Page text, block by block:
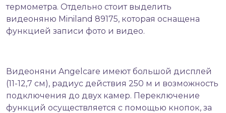
термометра. Отдельно стоит выделить
видеоняню Miniland 89175, которая оснащена
функцией записи фото и видео.
Видеоняни Angelcare имеют большой дисплей
(11-12,7 см), радиус действия 250 м и возможность
подключения до двух камер. Переключение
функций осуществляется с помощью кнопок, за